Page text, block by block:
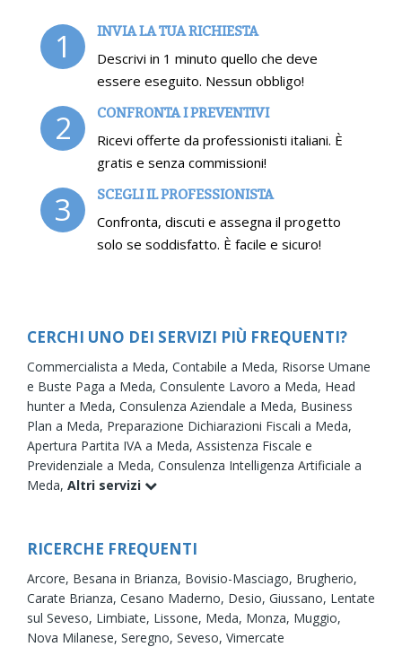
1 INVIA LA TUA RICHIESTA
Descrivi in 1 minuto quello che deve
essere eseguito. Nessun obbligo!
2 CONFRONTA I PREVENTIVI
Ricevi offerte da professionisti italiani. È
gratis e senza commissioni!
3 SCEGLI IL PROFESSIONISTA
Confronta, discuti e assegna il progetto
solo se soddisfatto. È facile e sicuro!
CERCHI UNO DEI SERVIZI PIÙ FREQUENTI?
Commercialista a Meda, Contabile a Meda, Risorse Umane
e Buste Paga a Meda, Consulente Lavoro a Meda, Head
hunter a Meda, Consulenza Aziendale a Meda, Business
Plan a Meda, Preparazione Dichiarazioni Fiscali a Meda,
Apertura Partita IVA a Meda, Assistenza Fiscale e
Previdenziale a Meda, Consulenza Intelligenza Artificiale a
Meda, Altri servizi
RICERCHE FREQUENTI
Arcore, Besana in Brianza, Bovisio-Masciago, Brugherio,
Carate Brianza, Cesano Maderno, Desio, Giussano, Lentate
sul Seveso, Limbiate, Lissone, Meda, Monza, Muggio,
Nova Milanese, Seregno, Seveso, Vimercate